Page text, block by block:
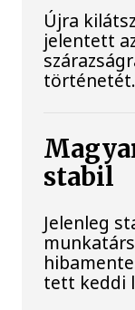
Újra
jelentett
történetét.
stabil
Jelenleg
tett keddi